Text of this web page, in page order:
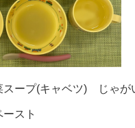
ープ(キャベツ) じゃが
スト